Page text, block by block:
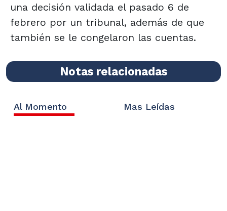
una decisión validada el pasado 6 de
febrero por un tribunal, además de que
también se le congelaron las cuentas.
Notas relacionadas
Al Momento Mas Leídas